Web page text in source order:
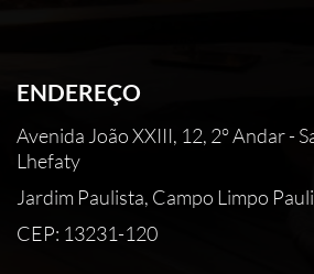
ENDEREÇO
Avenida João XXIII, 12, 2° Andar -
Lhefaty
Jardim Paulista, Campo Limpo
CEP: 13231-120